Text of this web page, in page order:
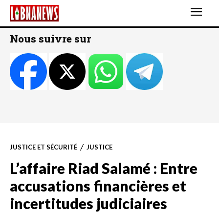
Nous suivre sur
JUSTICE ET SÉCURITÉ JUSTICE
L’affaire Riad Salamé : Entre
accusations financières et
incertitudes judiciaires